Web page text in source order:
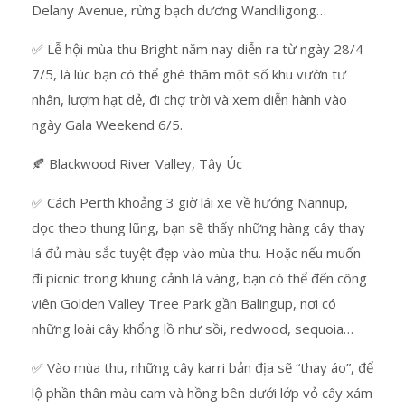
Delany Avenue, rừng bạch dương Wandiligong…
✅ Lễ hội mùa thu Bright năm nay diễn ra từ ngày 28/4-
7/5, là lúc bạn có thể ghé thăm một số khu vườn tư
nhân, lượm hạt dẻ, đi chợ trời và xem diễn hành vào
ngày Gala Weekend 6/5.
🍂 Blackwood River Valley, Tây Úc
✅ Cách Perth khoảng 3 giờ lái xe về hướng Nannup,
dọc theo thung lũng, bạn sẽ thấy những hàng cây thay
lá đủ màu sắc tuyệt đẹp vào mùa thu. Hoặc nếu muốn
đi picnic trong khung cảnh lá vàng, bạn có thể đến công
viên Golden Valley Tree Park gần Balingup, nơi có
những loài cây khổng lồ như sồi, redwood, sequoia…
✅ Vào mùa thu, những cây karri bản địa sẽ “thay áo”, để
lộ phần thân màu cam và hồng bên dưới lớp vỏ cây xám